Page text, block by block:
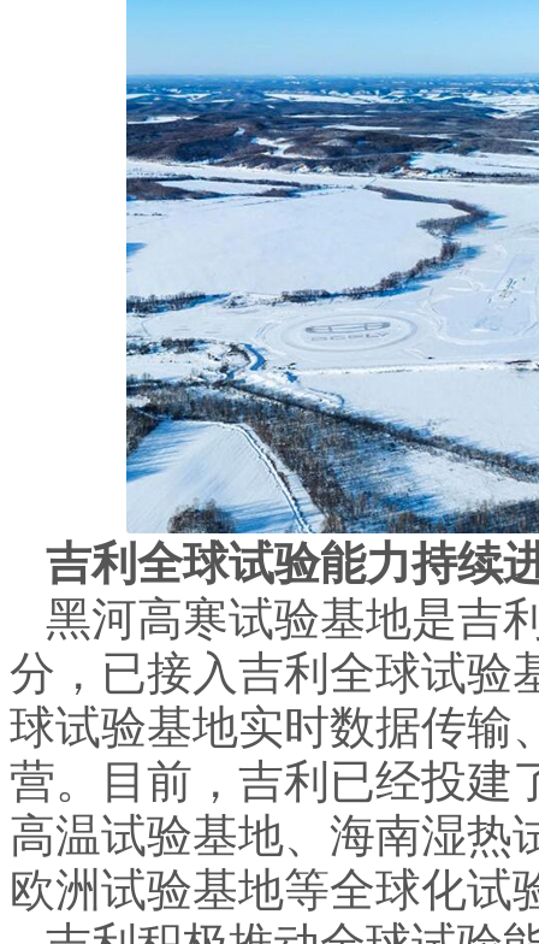
吉利全球试验能力持续
黑河高寒试验基地是吉
分，已接入吉利全球试验
球试验基地实时数据传输
营。目前，吉利已经投建
高温试验基地、海南湿热
欧洲试验基地等全球化试